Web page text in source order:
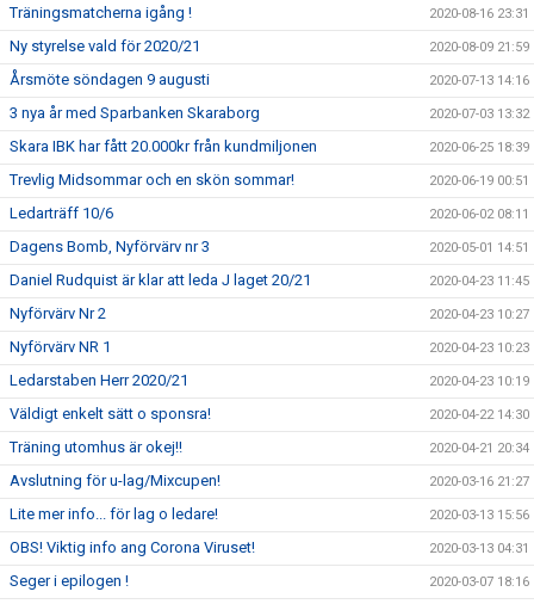
Träningsmatcherna igång ! 2020-08-16 23:31
Ny styrelse vald för 2020/21 2020-08-09 21:59
Årsmöte söndagen 9 augusti 2020-07-13 14:16
3 nya år med Sparbanken Skaraborg 2020-07-03 13:32
Skara IBK har fått 20.000kr från kundmiljonen 2020-06-25 18:39
Trevlig Midsommar och en skön sommar! 2020-06-19 00:51
Ledarträff 10/6 2020-06-02 08:11
Dagens Bomb, Nyförvärv nr 3 2020-05-01 14:51
Daniel Rudquist är klar att leda J laget 20/21 2020-04-23 11:45
Nyförvärv Nr 2 2020-04-23 10:27
Nyförvärv NR 1 2020-04-23 10:23
Ledarstaben Herr 2020/21 2020-04-23 10:19
Väldigt enkelt sätt o sponsra! 2020-04-22 14:30
Träning utomhus är okej!! 2020-04-21 20:34
Avslutning för u-lag/Mixcupen! 2020-03-16 21:27
Lite mer info... för lag o ledare! 2020-03-13 15:56
OBS! Viktig info ang Corona Viruset! 2020-03-13 04:31
Seger i epilogen ! 2020-03-07 18:16